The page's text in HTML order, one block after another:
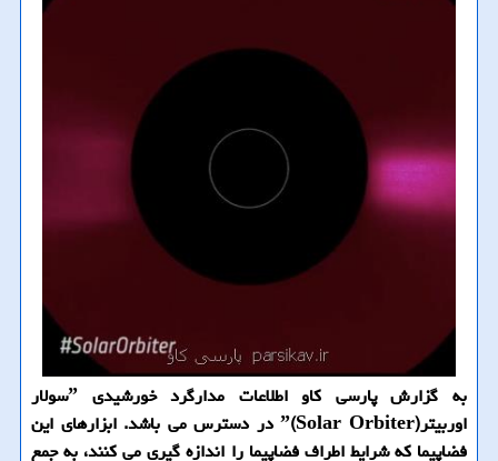
به گزارش پارسی كاو اطلاعات مدارگرد خورشیدی ˮسولار
اوربیترˮ(Solar Orbiter) در دسترس می باشد. ابزارهای این
فضاپیما كه شرایط اطراف فضاپیما را اندازه گیری می كنند، به جمع